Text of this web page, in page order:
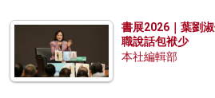
書展2026｜葉劉
職說話包袱少
本社編輯部